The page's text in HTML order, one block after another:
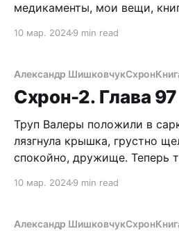
медикаменты, мои вещи,
ничего этого нет. Все, что
в своих тактических планах.
вместо богатой добычи
10 мар. 20249 min read
Александр ШишковчукСхрон
Схрон-2. Глава 97
Труп Валеры положили в
лязгнула крышка, грустно
спокойно, дружище. Теперь
Надеюсь, по крайней мере.
хочу изловить гребаного
10 мар. 20249 min read
Александр ШишковчукСхрон